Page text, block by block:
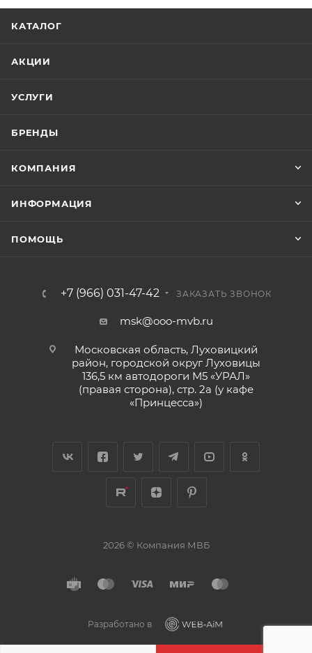
КАТАЛОГ
АКЦИИ
УСЛУГИ
БРЕНДЫ
КОМПАНИЯ
ИНФОРМАЦИЯ
ПОМОЩЬ
+7 (966) 031-47-42 ЗАКАЗАТЬ ЗВОНОК
msk@ooo-mvb.ru
Московская область, Луховицкий
район, городской округ Луховицы
136,5 км автодороги М5 «УРАЛ»
(правая сторона), стр. 2а (у кафе
«‎Принцесса»)
2026 © Компания МВБ
Разработано в